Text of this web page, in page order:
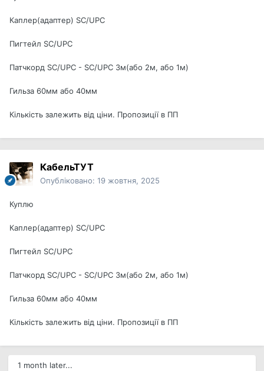
Каплер(адаптер) SC/UPC
Пигтейл SC/UPC
Патчкорд SC/UPC - SC/UPC 3м(або 2м, або 1м)
Гильза 60мм або 40мм
Кількість залежить від ціни. Пропозиції в ПП
КабельТУТ
Опубліковано: 19 жовтня, 2025
Куплю
Каплер(адаптер) SC/UPC
Пигтейл SC/UPC
Патчкорд SC/UPC - SC/UPC 3м(або 2м, або 1м)
Гильза 60мм або 40мм
Кількість залежить від ціни. Пропозиції в ПП
1 month later...